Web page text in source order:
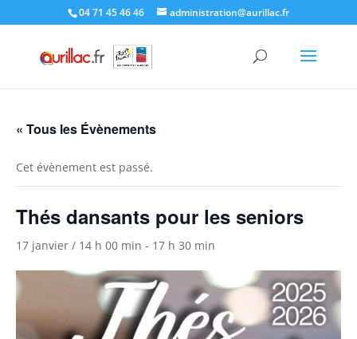
04 71 45 46 46 administration@aurillac.fr
« Tous les Évènements
Cet évènement est passé.
Thés dansants pour les seniors
17 janvier / 14 h 00 min - 17 h 30 min